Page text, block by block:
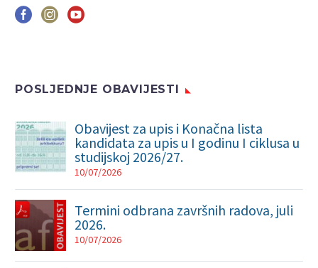
POSLJEDNJE OBAVIJESTI
Obavijest za upis i Konačna lista
kandidata za upis u I godinu I ciklusa u
studijskoj 2026/27.
10/07/2026
Termini odbrana završnih radova, juli
2026.
10/07/2026